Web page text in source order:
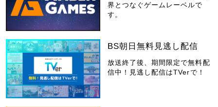
界とつなぐゲームレーベルで
す。
BS朝日無料見逃し配信
放送終了後、期間限定で無料配
信中！見逃し配信はTVerで！